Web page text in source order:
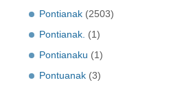
Pontianak (2503)
Pontianak. (1)
Pontianaku (1)
Pontuanak (3)